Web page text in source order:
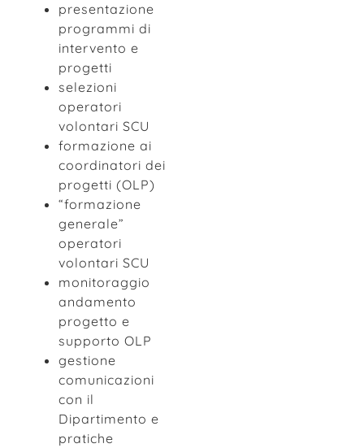
presentazione
programmi di
intervento e
progetti
selezioni
operatori
volontari SCU
formazione ai
coordinatori dei
progetti (OLP)
“formazione
generale”
operatori
volontari SCU
monitoraggio
andamento
progetto e
supporto OLP
gestione
comunicazioni
con il
Dipartimento e
pratiche